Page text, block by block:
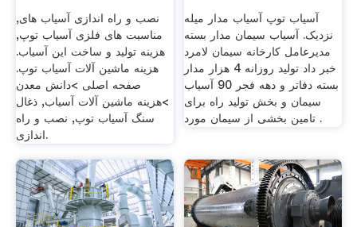
نصب و راه اندازی آسیاب های,
مناسبت های فلزی آسیاب توپ,
هزینه تولید و ساخت این آسیاب.
هزینه ماشین آلات آسیاب توپ.
صفحه اصلی >دانش معدن
>هزینه ماشین آلات آسیاب, ذغال
سنگ آسیاب توپ, نصب و راه
اندازی.
آسیاب توپ آسیاب مدار میله
نزدیک. آسیاب سیمان مدار بسته
مدیرعامل کارخانه سیمان لامرد
خبر داد تولید روزانه 4 هزار مدار
بسته دفاتر و دهه فجر 90 آسیاب
سیمان و بخش تولید راه برای
تامین بخشی از سیمان مورد .